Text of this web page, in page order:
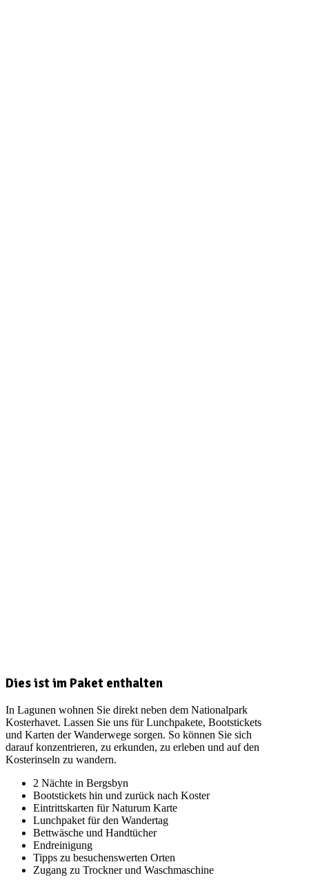
Dies ist im Paket enthalten
In Lagunen wohnen Sie direkt neben dem Nationalpark
Kosterhavet. Lassen Sie uns für Lunchpakete, Bootstickets
und Karten der Wanderwege sorgen. So können Sie sich
darauf konzentrieren, zu erkunden, zu erleben und auf den
Kosterinseln zu wandern.
2 Nächte in Bergsbyn
Bootstickets hin und zurück nach Koster
Eintrittskarten für Naturum Karte
Lunchpaket für den Wandertag
Bettwäsche und Handtücher
Endreinigung
Tipps zu besuchenswerten Orten
Zugang zu Trockner und Waschmaschine